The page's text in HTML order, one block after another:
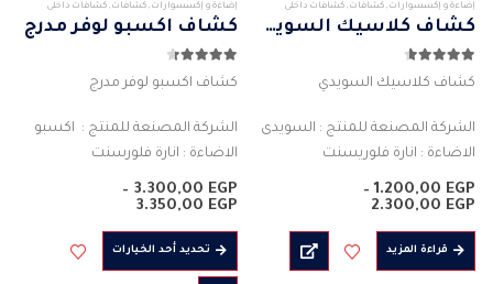
إضاءة و إكسسوارات , كشافات , كشافات داخلى
كشاف كلاسيك السويدي
4.57
كشاف كلاسيك السويدي
الشركة المصنعة للمنتج : السويدى
الاضاءة : انارة فلوريسنت
القدرة الفعلية للمبة : 18 واط
1200 * 20)-(1200 * 30) …
1.200,00 EGP
–
2.300,00 EGP
قراءة المزيد
إضاءة و إكسسوارات , كشافات , كشافات داخلى
كشاف اكسبو لوفر مدرج
4.29
كشاف اكسبو لوفر مدرج
الشركة المصنعة للمنتج : اكسبو
الاضاءة : انارة فلورسنت
التوصيل : بارز علي الترانس, بارز علي
التيار, غاطس علي التيار
الاضاءة : انارة فلورسنت
القدرة الفعلية للمبة الواحدة…
3.300,00 EGP
–
3.350,00 EGP
خلال
تحديد أحد الخياراتهناك
العديد